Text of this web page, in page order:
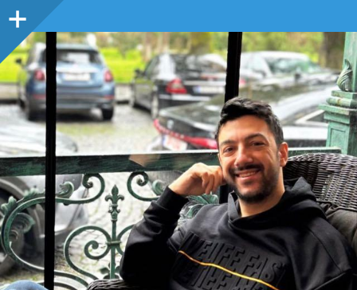
Sidebar